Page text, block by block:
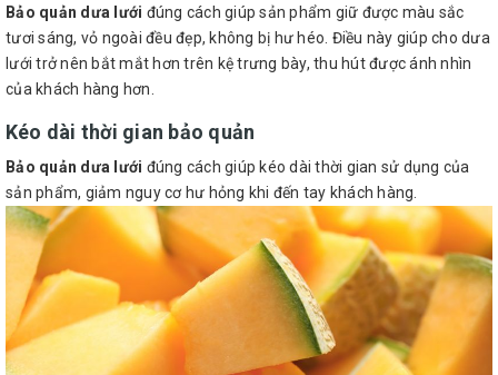
Bảo quản dưa lưới đúng cách giúp sản phẩm giữ được màu sắc
tươi sáng, vỏ ngoài đều đẹp, không bị hư héo. Điều này giúp cho dưa
lưới trở nên bắt mắt hơn trên kệ trưng bày, thu hút được ánh nhìn
của khách hàng hơn.
Kéo dài thời gian bảo quản
Bảo quản dưa lưới đúng cách giúp kéo dài thời gian sử dụng của
sản phẩm, giảm nguy cơ hư hỏng khi đến tay khách hàng.